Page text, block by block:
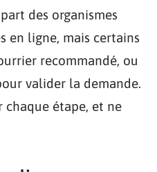
des organismes
en ligne, mais certains
recommandé, ou
valider la demande.
étape, et ne